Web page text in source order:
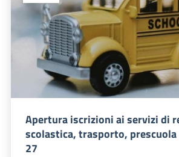
Apertura iscrizioni ai servizi di
scolastica, trasporto,
27